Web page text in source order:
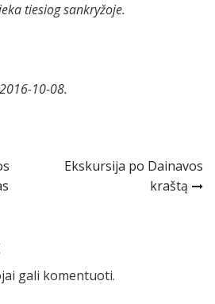
tiesiog sankryžoje.
10-08.
Ekskursija po Dainavos
kraštą
gali komentuoti.